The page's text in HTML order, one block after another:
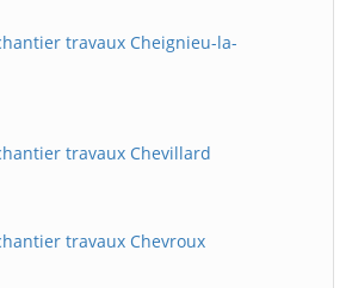
travaux Cheignieu-la-
travaux Chevillard
travaux Chevroux